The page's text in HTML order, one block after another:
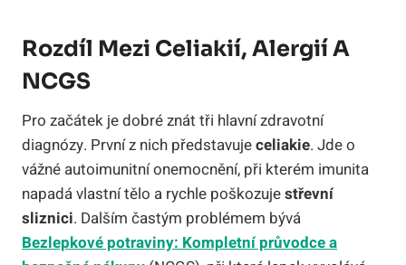
Rozdíl Mezi Celiakií, Alergií A
NCGS
Pro začátek je dobré znát tři hlavní zdravotní
diagnózy. První z nich představujeceliakie. Jde o
vážné autoimunitní onemocnění, při kterém imunita
napadá vlastní tělo a rychle poškozujestřevní
sliznici. Dalším častým problémem bývá
Bezlepkové potraviny: Kompletní průvodce a